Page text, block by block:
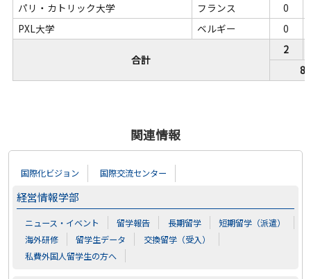
パリ・カトリック大学
フランス
0
PXL大学
ベルギー 0
合計
2
8
関連情報
国際化ビジョン 国際交流センター
経営情報学部
ニュース・イベント 留学報告 長期留学
短期留学（派遣）
海外研修
留学生データ
交換留学（受入）
私費外国人留学生の方へ